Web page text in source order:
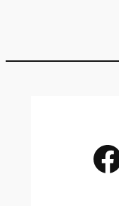
Facebook